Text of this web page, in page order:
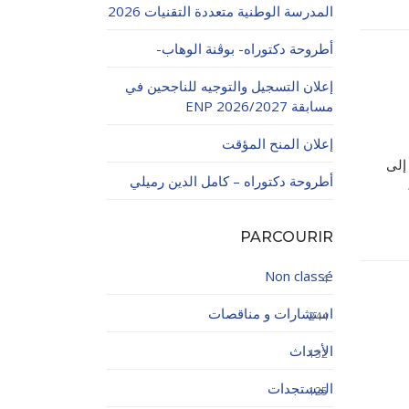
2022) للوصول إلى
المدرسة الوطنية متعددة التقنيات 2026
أطروحة دكتوراه- بوڨنة الوهاب-
إعلان التسجيل والتوجيه للناجحين في
مسابقة ENP 2026/2027
إعلان المنح المؤقت
أطروحة دكتوراه – كامل الدين رميلي
PARCOURIR
Non classé
4
استشارات و مناقصات
244
الأحداث
132
المستجدات
125